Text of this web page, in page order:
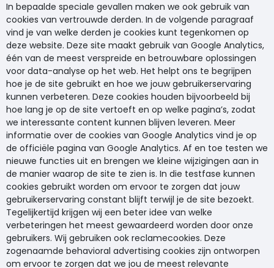
In bepaalde speciale gevallen maken we ook gebruik van
cookies van vertrouwde derden. In de volgende paragraaf
vind je van welke derden je cookies kunt tegenkomen op
deze website. Deze site maakt gebruik van Google Analytics,
één van de meest verspreide en betrouwbare oplossingen
voor data-analyse op het web. Het helpt ons te begrijpen
hoe je de site gebruikt en hoe we jouw gebruikerservaring
kunnen verbeteren. Deze cookies houden bijvoorbeeld bij
hoe lang je op de site vertoeft en op welke pagina’s, zodat
we interessante content kunnen blijven leveren. Meer
informatie over de cookies van Google Analytics vind je op
de officiële pagina van Google Analytics. Af en toe testen we
nieuwe functies uit en brengen we kleine wijzigingen aan in
de manier waarop de site te zien is. In die testfase kunnen
cookies gebruikt worden om ervoor te zorgen dat jouw
gebruikerservaring constant blijft terwijl je de site bezoekt.
Tegelijkertijd krijgen wij een beter idee van welke
verbeteringen het meest gewaardeerd worden door onze
gebruikers. Wij gebruiken ook reclamecookies. Deze
zogenaamde behavioral advertising cookies zijn ontworpen
om ervoor te zorgen dat we jou de meest relevante